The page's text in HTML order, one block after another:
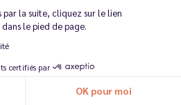
par la suite, cliquez sur le lien
le pied de page.
certifiés par
OK pour moi
du pod sont :
à transporter ;
;
;
commande